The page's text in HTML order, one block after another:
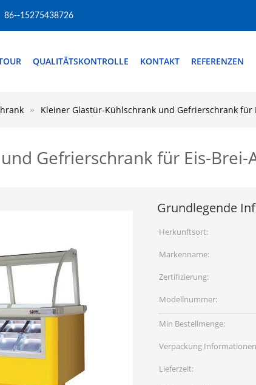
86--15275438726
QUALITÄTSKONTROLLE KONTAKT REFERENZEN
Kleiner Glastür-Kühlschrank und Gefrierschrank für
Gefrierschrank für Eis-Brei-
Grundlegende
Herkunftsort:
Markenname:
Zertifizierung:
Modellnummer:
Min Bestellmenge:
Verpackung
Lieferzeit: